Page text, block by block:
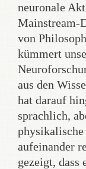
neuronale
Mainstream-
von
kümmert
aus den
hat darauf
sprachlich,
physikalische
aufeinander
gezeigt, dass